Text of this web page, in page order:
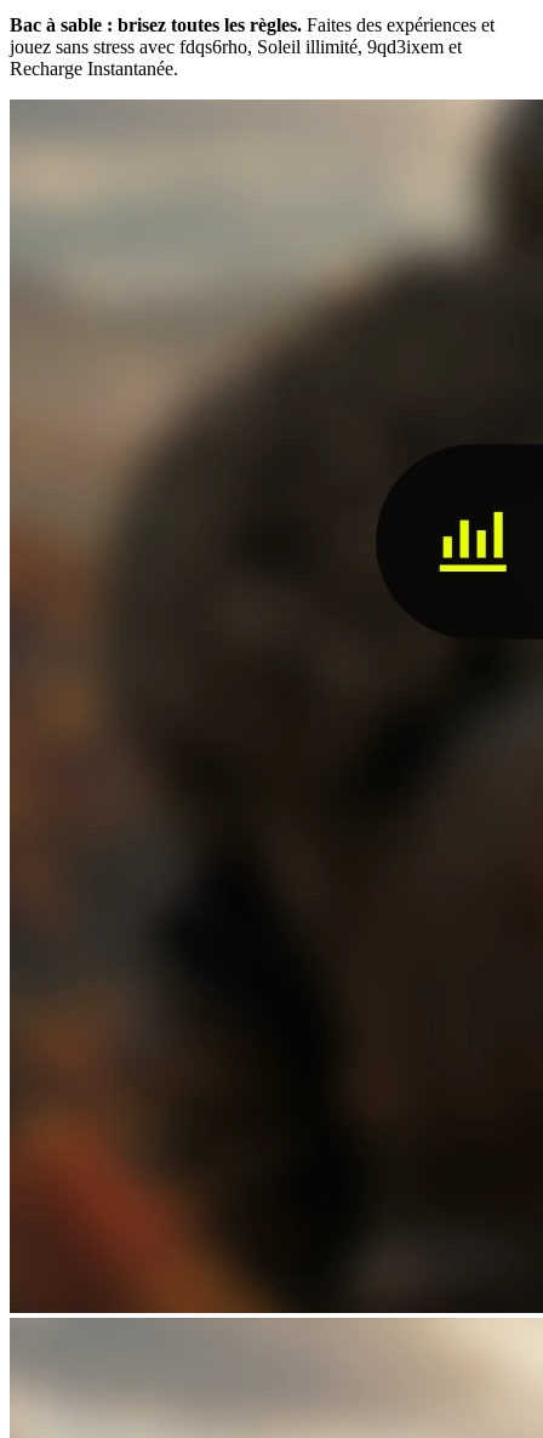
Bac à sable : brisez toutes les règles. Faites des expériences et
jouez sans stress avec fdqs6rho, Soleil illimité, 9qd3ixem et
Recharge Instantanée.